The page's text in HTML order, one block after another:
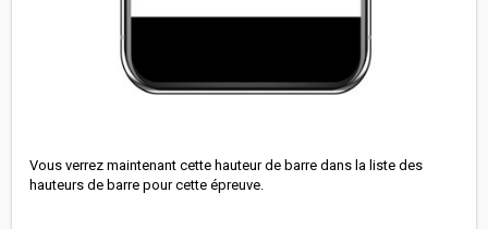
Vous verrez maintenant cette hauteur de barre dans la liste des
hauteurs de barre pour cette épreuve.